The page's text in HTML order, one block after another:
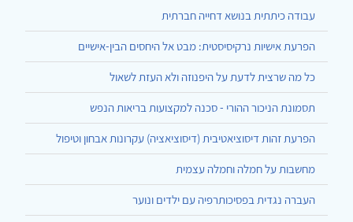
עבודה כיתתית בנושא דחייה חברתית
הפרעת אישיות נרקיסיסטית: מבט אל היחסים הבין-אישיים
כל מה שרצית לדעת על היפנוזה ולא העזת לשאול
תסמונת הניכור ההורי - סכנה למקצועות בריאות הנפש
הפרעת זהות דיסוציאטיבית (דיסוציאציה) עקרונות אבחון וטיפול
מחשבות על חמלה וחמלה עצמית
העברה נגדית בפסיכותרפיה עם ילדים ונוער